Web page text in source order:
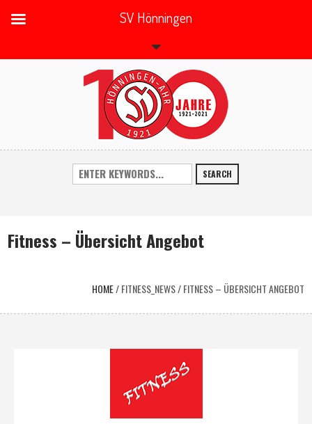
SEARCH
Fitness – Übersicht Angebot
HOME/FITNESS_NEWS/FITNESS – ÜBERSICHT ANGEBOT
SV Hönningen